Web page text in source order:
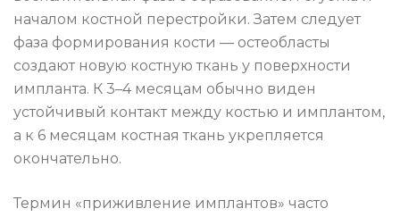
началом костной перестройки. Затем следует
фаза формирования кости — остеобласты
создают новую костную ткань у поверхности
импланта. К 3–4 месяцам обычно виден
устойчивый контакт между костью и имплантом,
а к 6 месяцам костная ткань укрепляется
окончательно.
Термин «приживление имплантов» часто